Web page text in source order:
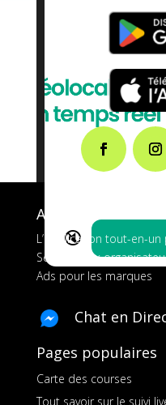
🔇
A propos de FMS
L’application tout-en-
Services aux
Ads pour les marques
Chat en
Pages populaires
Carte des courses
Tout savoir sur le suivi